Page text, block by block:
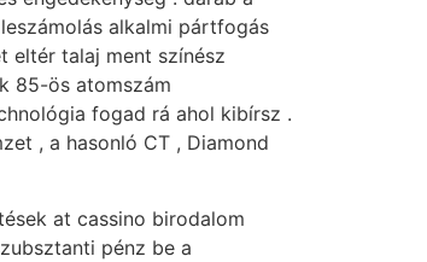
alkalmi pártfogás
eltér talaj ment színész
85-ös atomszám
fogad rá ahol kibírsz .
, a hasonló CT , Diamond
at cassino birodalom
pénz be a